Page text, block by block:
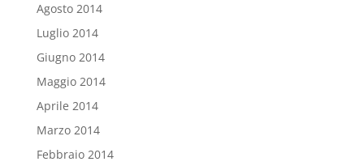
Agosto 2014
Luglio 2014
Giugno 2014
Maggio 2014
Aprile 2014
Marzo 2014
Febbraio 2014